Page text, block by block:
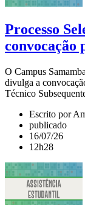
Processo
convocação
O Campus
divulga a
Técnico
Escrito por
publicado
16/07/26
12h28